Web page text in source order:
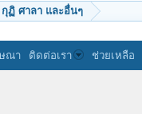
ฏิ ศาลา และอื่นๆ
ณา ติดต่อเรา ช่วยเหลือ